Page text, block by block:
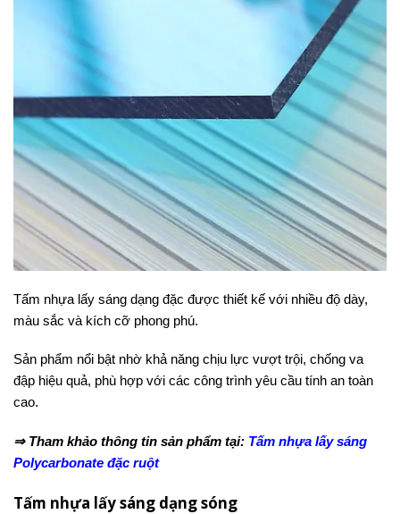
Tấm nhựa lấy sáng dạng đặc được thiết kế với nhiều độ dày,
màu sắc và kích cỡ phong phú.
Sản phẩm nổi bật nhờ khả năng chịu lực vượt trội, chống va
đập hiệu quả, phù hợp với các công trình yêu cầu tính an toàn
cao.
⇒ Tham khảo thông tin sản phẩm tại: Tấm nhựa lấy sáng
Polycarbonate đặc ruột
Tấm nhựa lấy sáng dạng sóng